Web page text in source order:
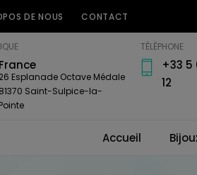
DE NOUS CONTACT
France
26 Esplanade Octave Médale
81370 Saint-Sulpice-la-
Pointe
TÉLÉPHONE
+33 5
12
Accueil